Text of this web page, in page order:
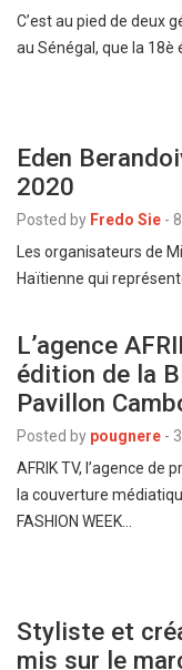
C’est au pied de deux
au Sénégal, que la 18è
Eden
2020
Posted by Fredo Sie -
Les organisateurs de
Haïtienne qui
L’agence
édition de la
Pavillon
Posted by pougnere -
AFRIK TV, l’agence
la couverture
FASHION WEEK…
Styliste et
mis sur le